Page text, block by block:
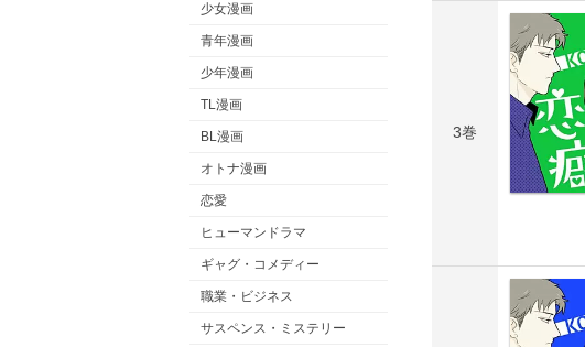
少女漫画
青年漫画
少年漫画
TL漫画
BL漫画
オトナ漫画
恋愛
ヒューマンドラマ
ギャグ・コメディー
職業・ビジネス
サスペンス・ミステリー
3巻